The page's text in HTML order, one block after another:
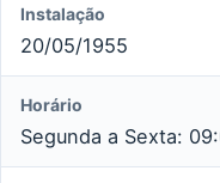
Instalação
20/05/1955
Horário
Segunda a Sexta: